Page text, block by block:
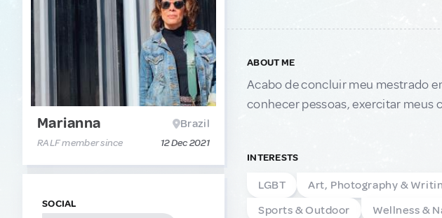
Marianna Brazil
RALF member since 12 Dec 2021
SOCIAL
ABOUT ME
Acabo de concluir meu mestrado
conhecer pessoas, exercitar meus
INTERESTS
LGBT Art, Photography &
Sports & Outdoor
Wellness &